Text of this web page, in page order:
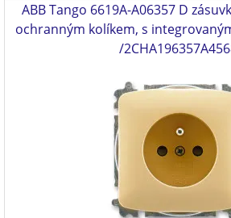
ABB Tango 6619A-A06357 D
ochranným kolíkem, s
/